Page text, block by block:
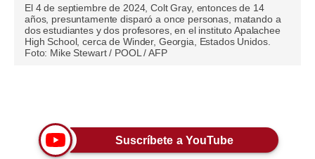
Lujo
Viajes
Mundo
El 4 de septiembre de 2024, Colt Gray, entonces de 14
años, presuntamente disparó a once personas, matando a
dos estudiantes y dos profesores, en el instituto Apalachee
High School, cerca de Winder, Georgia, Estados Unidos.
Foto: Mike Stewart / POOL / AFP
Suscríbete a YouTube